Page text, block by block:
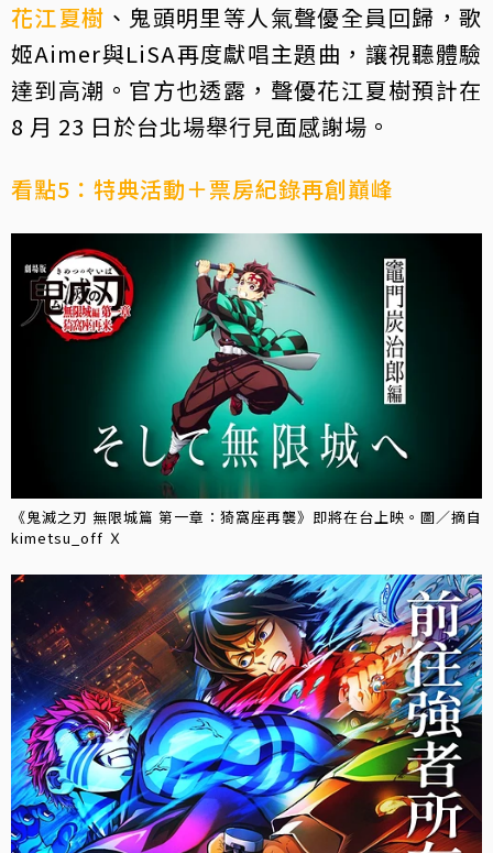
花江夏樹 、鬼頭明里等人氣聲優全員回歸，歌
姬Aimer與LiSA再度獻唱主題曲，讓視聽體驗
達到高潮。官方也透露，聲優花江夏樹預計在
8 月 23 日於台北場舉行見面感謝場。
看點5：特典活動＋票房紀錄再創巔峰
《鬼滅之刃 無限城篇 第一章：猗窩座再襲》即將在台上映。圖／摘自
kimetsu_off Ｘ